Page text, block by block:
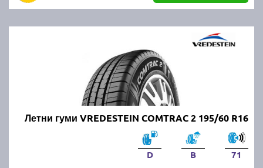
Летни гуми VREDESTEIN COMTRAC 2 195/60 R16
D B 71